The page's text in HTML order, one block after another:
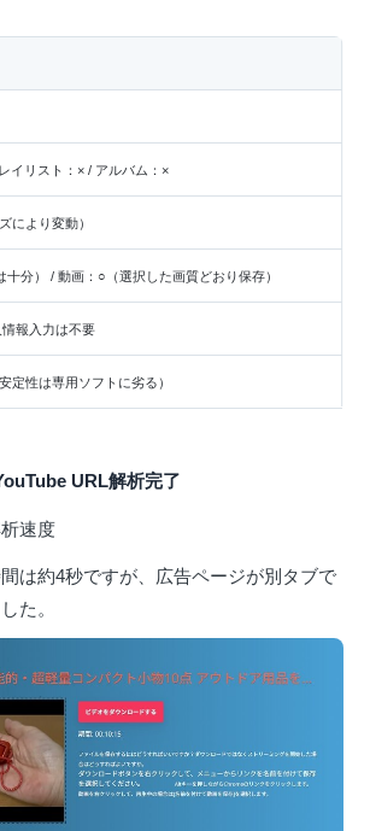
イリスト：× / アルバム：×
により変動）
分） / 動画：○（選択した画質どおり保存）
報入力は不要
は専用ソフトに劣る）
URL解析完了
速度
は約4秒ですが、広告ページが別タブで
た。